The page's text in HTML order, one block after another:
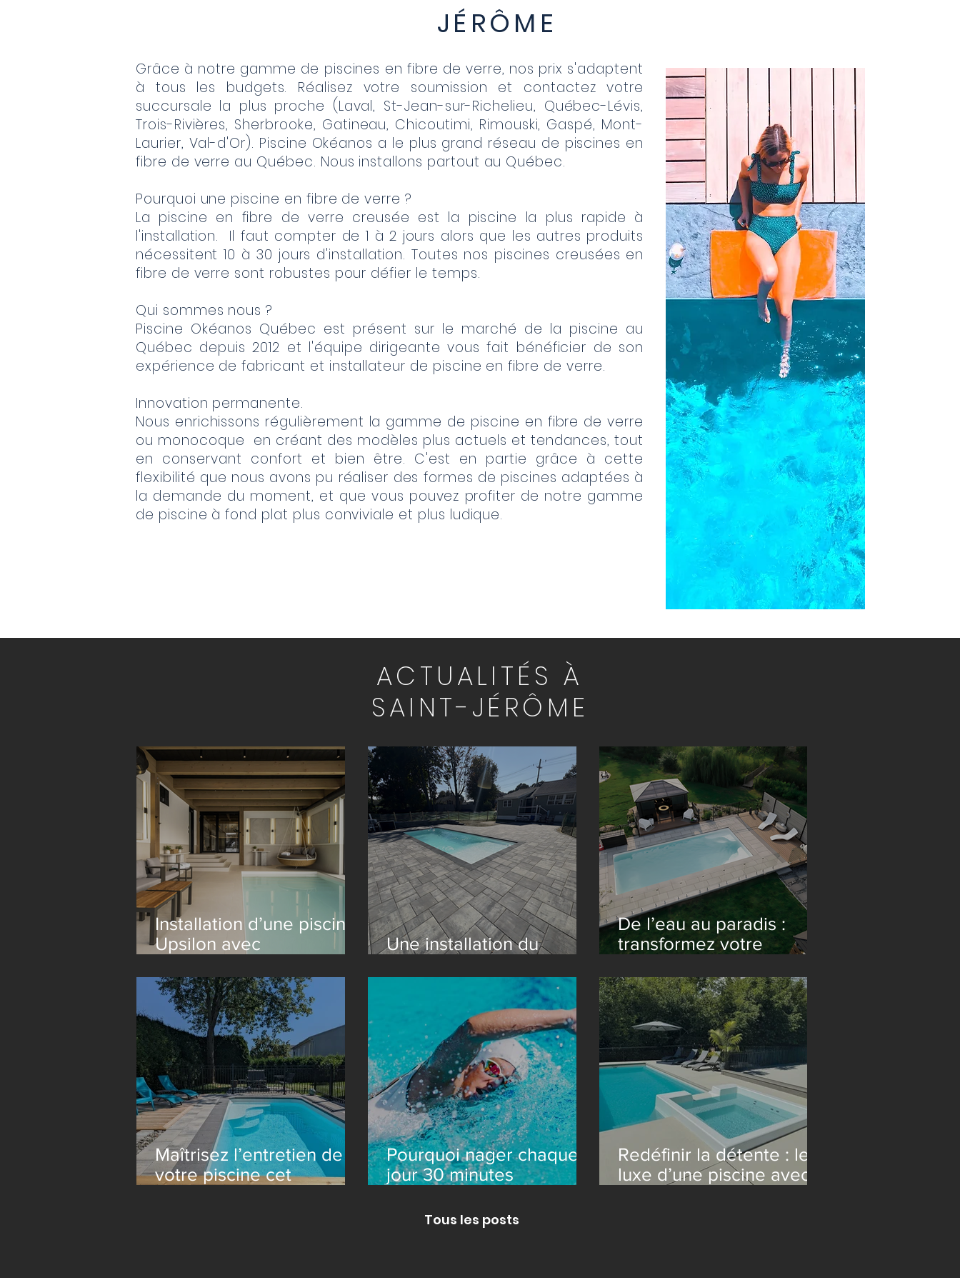
JÉRÔME
Grâce à notre gamme de piscines en fibre de verre, nos prix s'adaptent
à tous les budgets. Réalisez votre soumission et contactez votre
succursale la plus proche (Laval, St-Jean-sur-Richelieu, Québec-Lévis,
Trois-Rivières, Sherbrooke, Gatineau, Chicoutimi, Rimouski, Gaspé, Mont-
Laurier, Val-d'Or). Piscine Okéanos a le plus grand réseau de piscines en
fibre de verre au Québec. Nous installons partout au Québec.
Pourquoi une piscine en fibre de verre ?
La piscine en fibre de verre creusée est la piscine la plus rapide à
l'installation. Il faut compter de 1 à 2 jours alors que les autres produits
nécessitent 10 à 30 jours d'installation. Toutes nos piscines creusées en
fibre de verre sont robustes pour défier le temps.
Qui sommes nous ?
Piscine Okéanos Québec est présent sur le marché de la piscine au
Québec depuis 2012 et l'équipe dirigeante vous fait bénéficier de son
expérience de fabricant et installateur de piscine en fibre de verre.
Innovation permanente.
Nous enrichissons régulièrement la gamme de piscine en fibre de verre
ou monocoque en créant des modèles plus actuels et tendances, tout
en conservant confort et bien être. C'est en partie grâce à cette
flexibilité que nous avons pu réaliser des formes de piscines adaptées à
la demande du moment, et que vous pouvez profiter de notre gamme
de piscine à fond plat plus conviviale et plus ludique.
ACTUALITÉS À
SAINT-JÉRÔME
Installation d’une piscine
Upsilon avec
Une installation du
De l’eau au paradis :
transformez votre
Maîtrisez l’entretien de
votre piscine cet
Pourquoi nager chaque
jour 30 minutes
Redéfinir la détente : le
luxe d’une piscine avec
Tous les posts